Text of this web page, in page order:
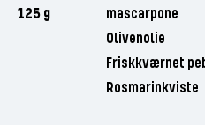
125 g
mascarpone
Olivenolie
Friskkværnet
Rosmarinkviste